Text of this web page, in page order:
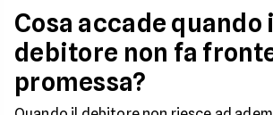
Cosa accade quando il
debitore non fa
promessa?